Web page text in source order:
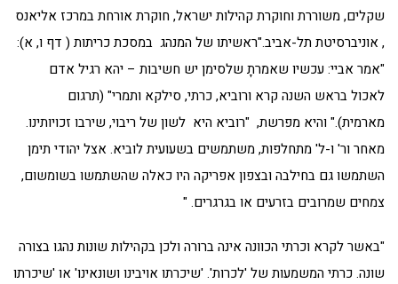
שקלים, משוררת וחוקרת קהילות ישראל, חוקרת אורחת במרכז אליאנס
, אוניברסיטת תל-אביב."ראשיתו של המנהג במסכת כריתות ( דף ו, א):
"אמר אביי: עכשיו שאמרתָ שלסימן יש חשיבות – יהא רגיל אדם
לאכול בראש השנה קרא ורוביא, כרתי, סילקא ותמרי" (תרגום
מארמית)." והיא מפרשת, "רוביא היא לשון של ריבוי, שירבו זכויותינו.
מאחר ור' ו-ל' מתחלפות, משתמשים בשעועית לוביא. אצל יהודי תימן
השתמשו גם בחילבה ובצפון אפריקה היו כאלה שהשתמשו בשומשום,
צמחים שמרובים בזרעים או בגרגרים. "
"באשר לקרא וכרתי הכוונה אינה ברורה ולכן בקהילות שונות נהגו בצורה
שונה. כרתי המשמעות של 'לכרות'. 'שיכרתו אויבינו ושונאינו' או 'שיכרתו